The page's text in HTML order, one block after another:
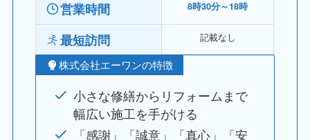
営業時間 8時30分～18時
最短訪問 記載なし
株式会社エーワンの特徴
小さな修繕からリフォームまで
幅広い施工を手がける
「感謝」「誠意」「真心」「安